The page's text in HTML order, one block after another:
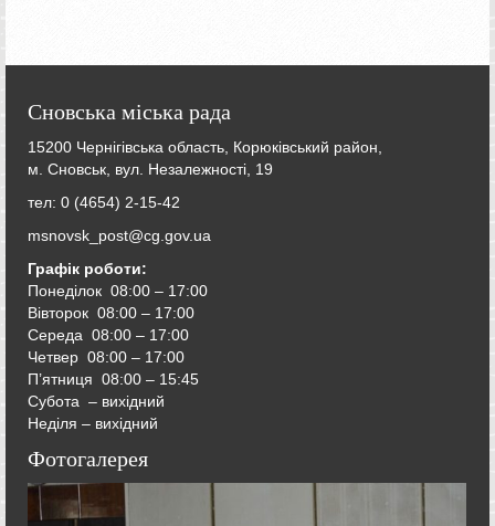
Сновська міська рада
15200 Чернігівська область, Корюківський район,
м. Сновськ, вул. Незалежності, 19
тел: 0 (4654) 2-15-42
msnovsk_post@cg.gov.ua
Графік роботи:
Понеділок 08:00 – 17:00
Вівторок 08:00 – 17:00
Середа 08:00 – 17:00
Четвер 08:00 – 17:00
П’ятниця 08:00 – 15:45
Субота – вихідний
Неділя – вихідний
Фотогалерея